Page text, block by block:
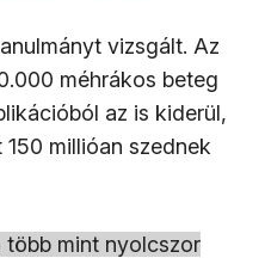
vizsgált. Az
méhrákos beteg
az is kiderül,
millióan szednek
mint nyolcszor